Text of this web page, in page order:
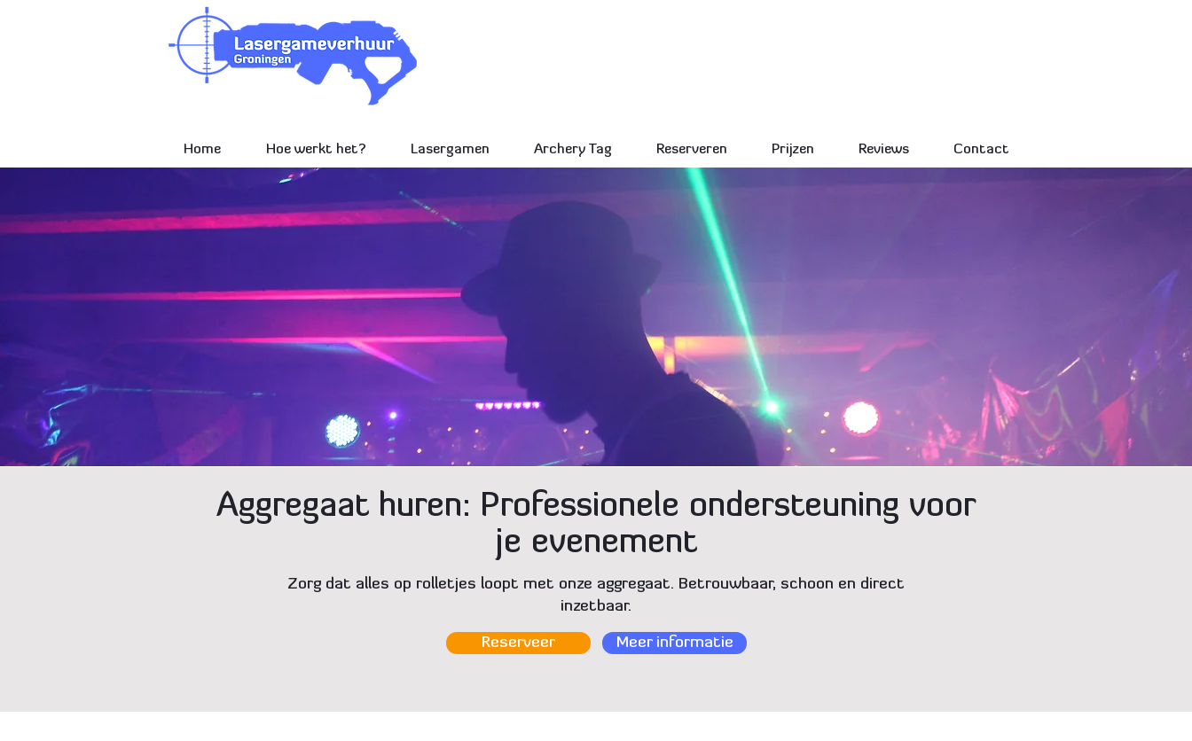
Home Hoe werkt het? Lasergamen Archery Tag Reserveren Prijzen Reviews Contact
Aggregaat huren: Professionele ondersteuning voor
je evenement
Zorg dat alles op rolletjes loopt met onze aggregaat. Betrouwbaar, schoon en direct
inzetbaar.
Reserveer Meer informatie